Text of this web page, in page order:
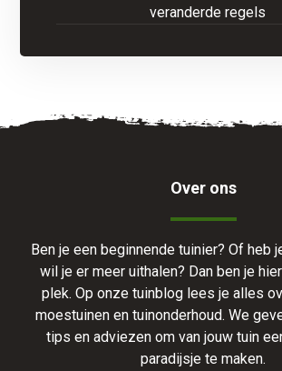
veranderde regels
Over ons
Ben je een beginnende tuinier? Of heb
wil je er meer uithalen? Dan ben je
plek. Op onze tuinblog lees je alles
moestuinen en tuinonderhoud. We
tips en adviezen om van jouw tuin
paradijsje te maken.